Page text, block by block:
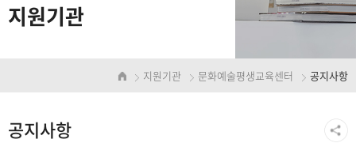
지원기관
지원기관 문화예술평생교육센터 공지사항
공지사항